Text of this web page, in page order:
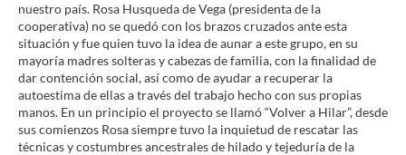
nuestro país. Rosa Husqueda de Vega (presidenta de la
cooperativa) no se quedó con los brazos cruzados ante esta
situación y fue quien tuvo la idea de aunar a este grupo, en su
mayoría madres solteras y cabezas de familia, con la finalidad de
dar contención social, así como de ayudar a recuperar la
autoestima de ellas a través del trabajo hecho con sus propias
manos. En un principio el proyecto se llamó “Volver a Hilar”, desde
sus comienzos Rosa siempre tuvo la inquietud de rescatar las
técnicas y costumbres ancestrales de hilado y tejeduría de la